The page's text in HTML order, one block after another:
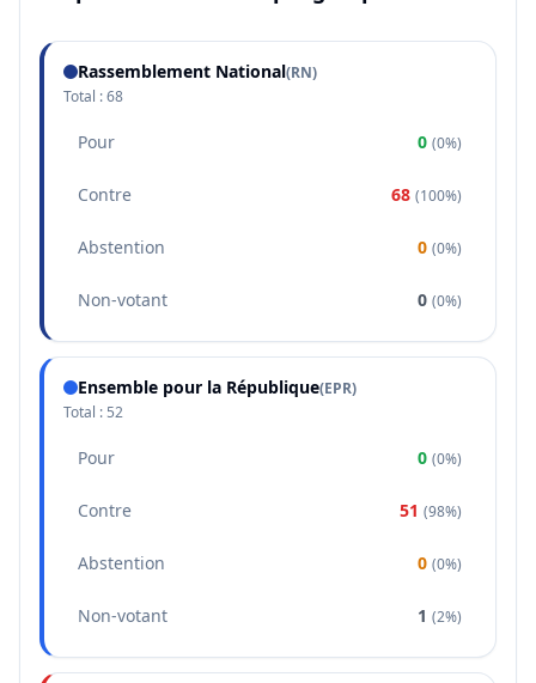
Rassemblement National(RN)
Total :68
Pour 0 (0%)
Contre 68 (100%)
Abstention 0 (0%)
Non-votant 0 (0%)
Ensemble pour la République(EPR)
Total : 52
Pour 0 (0%)
Contre 51 (98%)
Abstention 0 (0%)
Non-votant 1 (2%)